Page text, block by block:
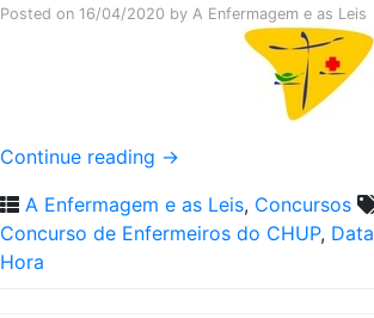
Posted on 16/04/2020 by A Enfermagem e as Leis
Continue reading →
A Enfermagem e as Leis, Concursos
Concurso de Enfermeiros do CHUP, Data
Hora